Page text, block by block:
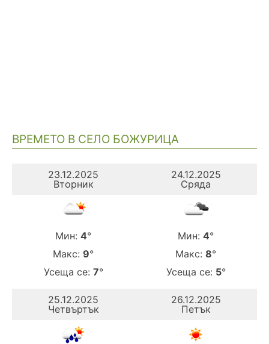
ВРЕМЕТО В СЕЛО БОЖУРИЦА
23.12.2025
Вторник
Мин: 4°
Макс: 9°
Усеща се: 7°
24.12.2025
Сряда
Мин: 4°
Макс: 8°
Усеща се: 5°
25.12.2025
Четвъртък
26.12.2025
Петък